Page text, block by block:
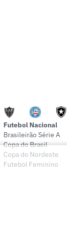
Futebol Nacional
Brasileirão Série A
Copa do Brasil
Copa do Nordeste
Futebol Feminino